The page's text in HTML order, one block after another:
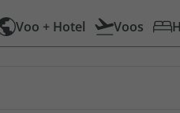
Voo + Hotel Voos